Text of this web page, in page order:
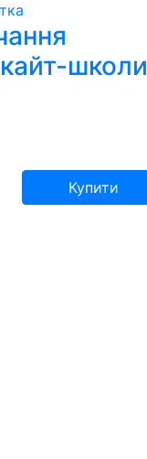
кайт-школи
Купити